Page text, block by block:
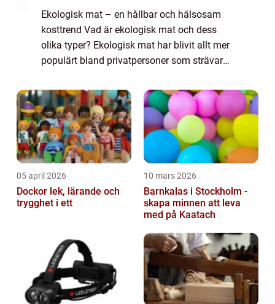
Ekologisk mat – en hållbar och hälsosam
kosttrend Vad är ekologisk mat och dess
olika typer? Ekologisk mat har blivit allt mer
populärt bland privatpersoner som strävar
Men vad innebär det egentligen a...
05 april 2026
Dockor lek, lärande och
trygghet i ett
10 mars 2026
Barnkalas i Stockholm -
skapa minnen att leva
med på Kaatach